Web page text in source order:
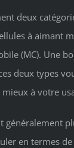
deux
à aimant
(MC). Une
deux types
à votre
généralement
en termes